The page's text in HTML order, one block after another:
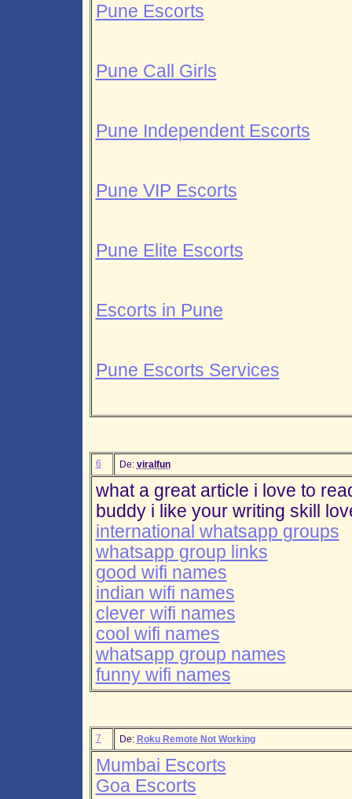
Pune Escorts
Pune Call Girls
Pune Independent Escorts
Pune VIP Escorts
Pune Elite Escorts
Escorts in Pune
Pune Escorts Services
6 De: viralfun
what a great article i love to
buddy i like your writing skill
international whatsapp groups
whatsapp group links
good wifi names
indian wifi names
clever wifi names
cool wifi names
whatsapp group names
funny wifi names
7 De: Roku Remote Not Working
Mumbai Escorts
Goa Escorts